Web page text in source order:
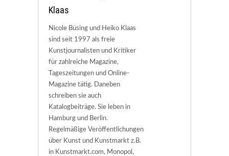
Klaas
Nicole Büsing und Heiko Klaas
sind seit 1997 als freie
Kunstjournalisten und Kritiker
für zahlreiche Magazine,
Tageszeitungen und Online-
Magazine tätig. Daneben
schreiben sie auch
Katalogbeiträge. Sie leben in
Hamburg und Berlin.
Regelmäßige Veröffentlichungen
über Kunst und Kunstmarkt z.B.
in Kunstmarkt.com, Monopol,